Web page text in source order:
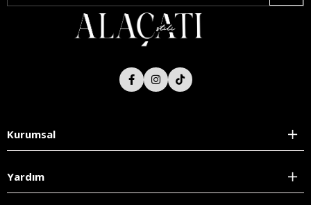
Kurumsal
Yardım